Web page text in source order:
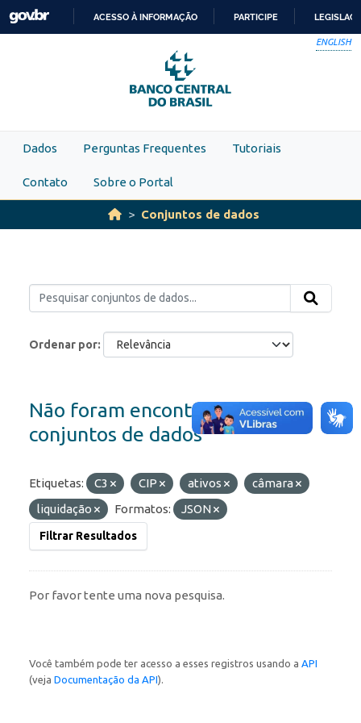
Skip to main content
PARA
O
CONTEÚDO
ACESSO À INFORMAÇÃO PARTICIPE
ENGLISH
Dados Perguntas Frequentes Tutoriais
Contato Sobre o Portal
Conjuntos de dados
Ordenar por
Não foram encontrados
conjuntos de dados
Etiquetas: C3 CIP ativos
câmara
liquidação
Formatos: JSON
Filtrar Resultados
Por favor tente uma nova pesquisa.
Você também pode ter acesso a esses registros usando a API
(veja Documentação da API).